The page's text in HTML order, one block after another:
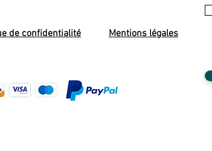
de confidentialité Mentions légales